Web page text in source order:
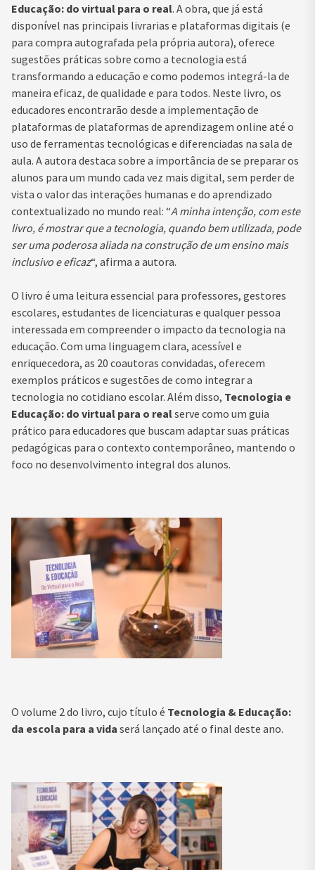
Educação: do virtual para o real. A obra, que já está
disponível nas principais livrarias e plataformas digitais (e
para compra autografada pela própria autora), oferece
sugestões práticas sobre como a tecnologia está
transformando a educação e como podemos integrá-la de
maneira eficaz, de qualidade e para todos. Neste livro, os
educadores encontrarão desde a implementação de
plataformas de plataformas de aprendizagem online até o
uso de ferramentas tecnológicas e diferenciadas na sala de
aula. A autora destaca sobre a importância de se preparar os
alunos para um mundo cada vez mais digital, sem perder de
vista o valor das interações humanas e do aprendizado
contextualizado no mundo real: “A minha intenção, com este
livro, é mostrar que a tecnologia, quando bem utilizada, pode
ser uma poderosa aliada na construção de um ensino mais
inclusivo e eficaz“, afirma a autora.
O livro é uma leitura essencial para professores, gestores
escolares, estudantes de licenciaturas e qualquer pessoa
interessada em compreender o impacto da tecnologia na
educação. Com uma linguagem clara, acessível e
enriquecedora, as 20 coautoras convidadas, oferecem
exemplos práticos e sugestões de como integrar a
tecnologia no cotidiano escolar. Além disso, Tecnologia e
Educação: do virtual para o realserve como um guia
prático para educadores que buscam adaptar suas práticas
pedagógicas para o contexto contemporâneo, mantendo o
foco no desenvolvimento integral dos alunos.
O volume 2 do livro, cujo título é Tecnologia & Educação:
da escola para a vida será lançado até o final deste ano.